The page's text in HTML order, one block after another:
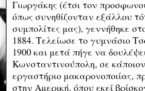
Γιωργάκης (έτσι τον
όπως συνηθίζονταν εξάλλου
συμπολίτες μας), γεννήθηκε
1884. Τελείωσε το γυμνάσιο
1900 και μετά πήγε να
Κωνσταντινούπολη, σε
εργαστήριο μακαρονοποιίας,
στην Αμερική, όπου εκεί